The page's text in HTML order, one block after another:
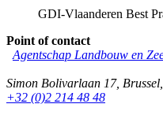
GDI-Vlaanderen Best
Point of contact
Agentschap Landbouw en
Simon Bolivarlaan 17, Brussel
+32 (0)2 214 48 48